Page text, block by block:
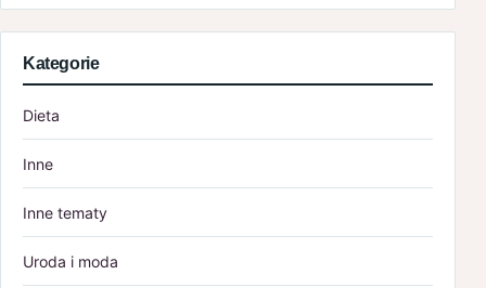
Kategorie
Dieta
Inne
Inne tematy
Uroda i moda